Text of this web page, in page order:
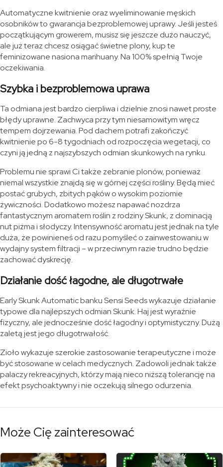
Automatyczne kwitnienie oraz wyeliminowanie męskich
osobników to gwarancja bezproblemowej uprawy. Jeśli jesteś
początkującym growerem, musisz się jeszcze dużo nauczyć,
ale już teraz chcesz osiągać świetne plony, kup te
feminizowane nasiona marihuany. Na 100% spełnią Twoje
oczekiwania.
Szybka i bezproblemowa uprawa
Ta odmiana jest bardzo cierpliwa i dzielnie znosi nawet proste
błędy uprawne. Zachwyca przy tym niesamowitym wręcz
tempem dojrzewania. Pod dachem potrafi zakończyć
kwitnienie po 6-8 tygodniach od rozpoczęcia wegetacji, co
czyni ją jedną z najszybszych odmian skunkowych na rynku.
Problemu nie sprawi Ci także zebranie plonów, ponieważ
niemal wszystkie znajdą się w górnej części rośliny. Będą mieć
postać grubych, zbitych pąków o wysokim poziomie
żywiczności. Dodatkowo możesz napawać nozdrza
fantastycznym aromatem roślin z rodziny Skunk, z dominacją
nut piżma i słodyczy. Intensywność aromatu jest jednak na tyle
duża, że powinieneś od razu pomyśleć o zainwestowaniu w
wydajny system filtracji – w przeciwnym razie trudno będzie
zachować dyskrecję.
Działanie dość łagodne, ale długotrwałe
Early Skunk Automatic banku Sensi Seeds wykazuje działanie
typowe dla najlepszych odmian Skunk. Haj jest wyraźnie
fizyczny, ale jednocześnie dość łagodny i optymistyczny. Dużą
zaletą jest jego długotrwałość.
Zioło wykazuje szerokie zastosowanie terapeutyczne i może
być stosowane w celach medycznych. Zadowoli jednak także
palaczy rekreacyjnych, którzy mają nieco niższą tolerancję na
efekt psychoaktywny i nie oczekują silnego odurzenia.
Może Cię zainteresować